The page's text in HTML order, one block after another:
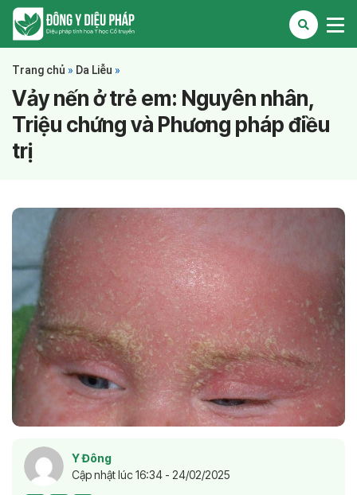
Trang chủ » Da Liễu »
Vảy nến ở trẻ em: Nguyên nhân,
Triệu chứng và Phương pháp điều
trị
Y Đông
Cập nhật lúc 16:34 - 24/02/2025